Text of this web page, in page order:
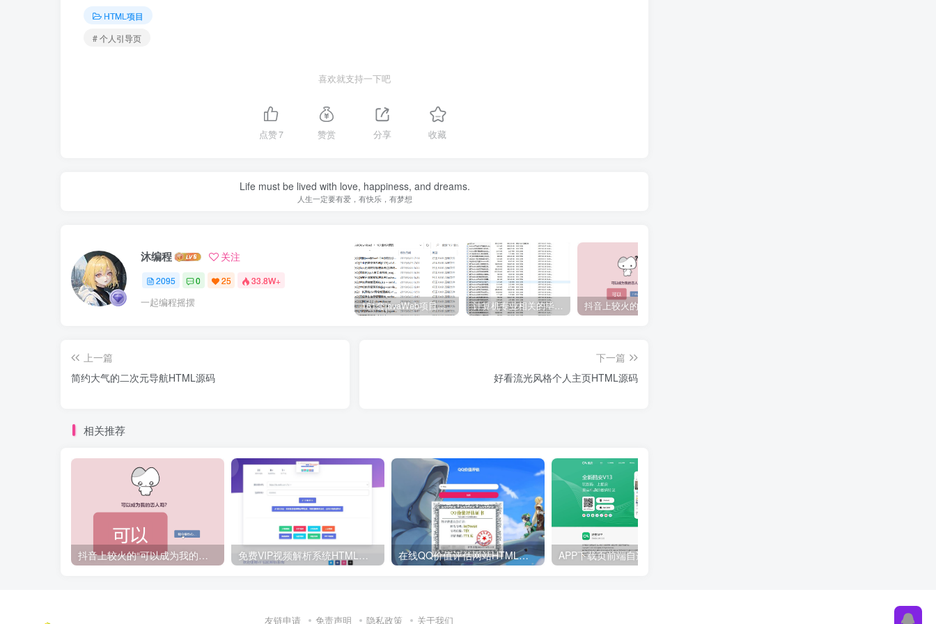
HTML项目
# 个人引导页
喜欢就支持一下吧
点赞7 赞赏 分享 收藏
Life must be lived with love, happiness, and dreams.
人生一定要有爱，有快乐，有梦想
沐编程 关注
2095 0 25 33.8W+
一起编程摇摆 161套javaWeb项目源码免费分享 计算机专业相关的毕业设计论文合集免费下载
上一篇
简约大气的二次元导航HTML源码
下一篇
好看流光风格个人主页HTML源码
相关推荐
抖音上较火的“可以成为我的恋人吗”HTML源码 免费VIP视频解析系统HTML源码 在线QQ价值评估网站HTML源码
友链申请 免责声明 隐私政策 关于我们